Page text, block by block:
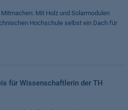
Mit Holz und Solarmodulen
Hochschule selbst ein Dach für
für Wissenschaftlerin der TH